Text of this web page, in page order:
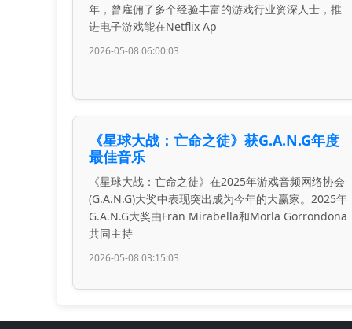
年，曾雇佣了多个经验丰富的游戏行业资深人士，推
进电子游戏能在Netflix Ap
2026-05-08 06:00:03
《星球大战：亡命之徒》获G.A.N.G年度
最佳音乐
《星球大战：亡命之徒》在2025年游戏音频网络协会
(G.A.N.G)大奖中表现突出成为今年的大赢家。2025年
G.A.N.G大奖由Fran Mirabella和Morla Gorrondona
共同主持
2026-05-08 03:15:03